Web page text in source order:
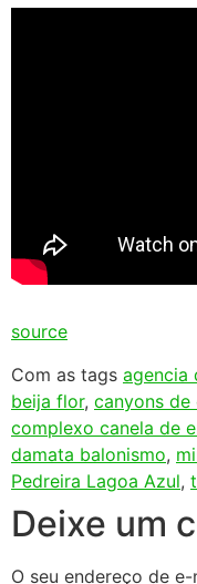
source
Com as tags agencia
beija flor, canyons
complexo canela de
damata balonismo,
Pedreira Lagoa Azul,
Deixe um
O seu endereço de